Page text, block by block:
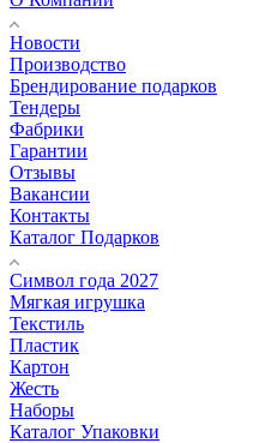
Новости
Производство
Брендирование подарков
Тендеры
Фабрики
Гарантии
Отзывы
Вакансии
Контакты
Каталог Подарков
Символ года 2027
Мягкая игрушка
Текстиль
Пластик
Картон
Жесть
Наборы
Каталог Упаковки